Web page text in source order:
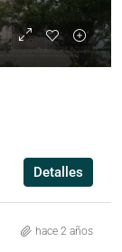
Detalles
hace 2 años